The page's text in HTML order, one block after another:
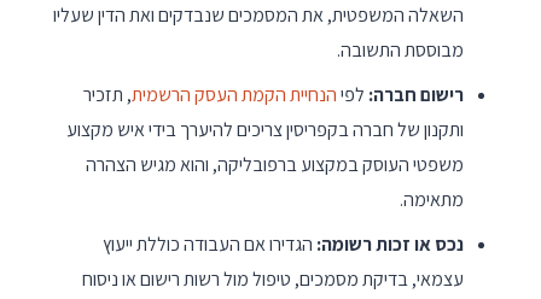
השאלה המשפטית, את המסמכים שנבדקים ואת הדין שעליו
מבוססת התשובה.
רישום חברה: לפיהנחיית הקמת העסק הרשמית, תזכיר
ותקנון של חברה בקפריסין צריכים להיערך בידי איש מקצוע
משפטי העוסק במקצוע ברפובליקה, והוא מגיש הצהרה
מתאימה.
נכס או זכות רשומה: הגדירו אם העבודה כוללת ייעוץ
עצמאי, בדיקת מסמכים, טיפול מול רשות רישום או ניסוח